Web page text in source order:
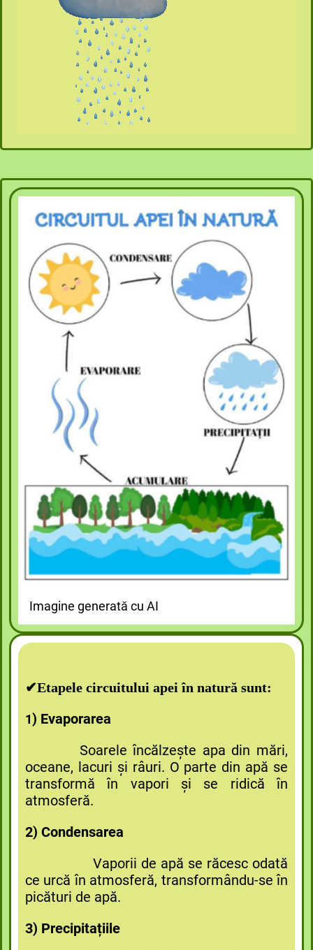
Imagine generată cu AI
✔Etapele circuitului apei în natură sunt:
1) Evaporarea
Soarele încălzește apa din mări,
oceane, lacuri și râuri. O parte din apă se
transformă în vapori și se ridică în
atmosferă.
2) Condensarea
Vaporii de apă se răcesc odată
ce urcă în atmosferă, transformându-se în
picături de apă.
3) Precipitațiile